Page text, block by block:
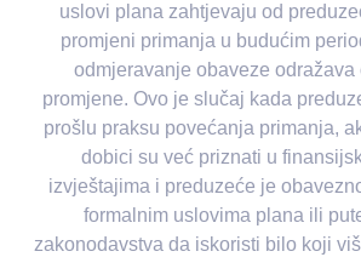
uslovi plana zahtjevaju od
promjeni primanja u budućim
odmjeravanje obaveze odražava
promjene. Ovo je slučaj kada
prošlu praksu povećanja primanja,
dobici su već priznati u
izvještajima i preduzeće je
formalnim uslovima plana ili
zakonodavstva da iskoristi bilo koji